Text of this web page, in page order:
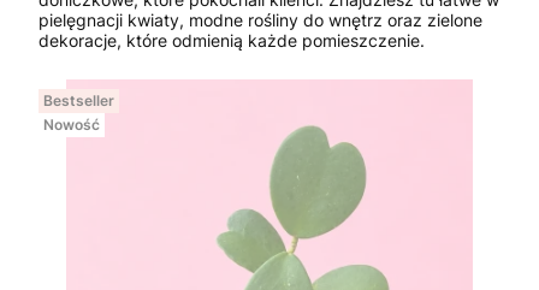
pielęgnacji kwiaty, modne rośliny do wnętrz oraz zielone
dekoracje, które odmienią każde pomieszczenie.
Bestseller
Nowość